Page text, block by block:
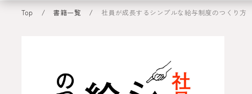
Top 書籍一覧 社員が成長するシンプルな給与制度のつくり方